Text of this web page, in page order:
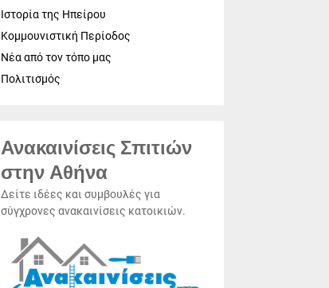
Ιστορία της Ηπείρου
Κομμουνιστική Περίοδος
Νέα από τον τόπο μας
Πολιτισμός
Ανακαινίσεις Σπιτιών
στην Αθήνα
Δείτε ιδέες και συμβουλές για
σύγχρονες ανακαινίσεις κατοικιών.